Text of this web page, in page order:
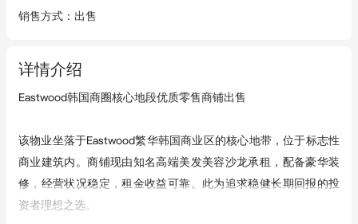
销售方式 ： 出售
详情介绍
Eastwood韩国商圈核心地段优质零售商铺出售
该物业坐落于Eastwood繁华韩国商业区的核心地带，位于标志性
商业建筑内。商铺现由知名高端美发美容沙龙承租，配备豪华装
修，经营状况稳定，租金收益可靠。此为追求稳健长期回报的投
资者理想之选。